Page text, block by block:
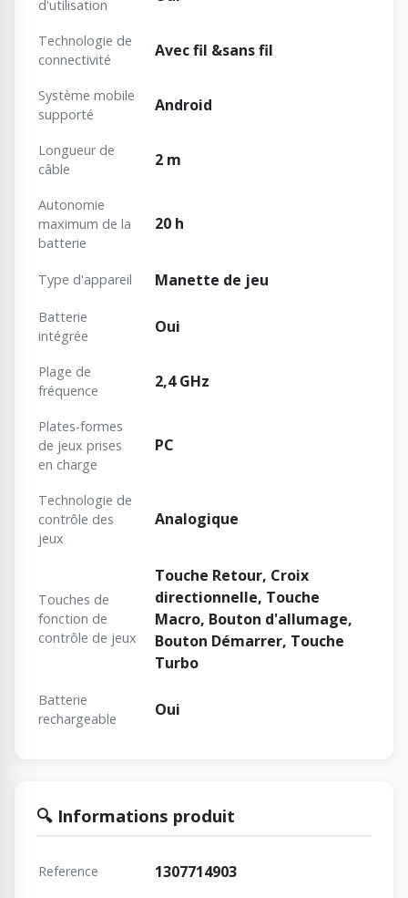
d'utilisation
Technologie de
connectivité
Avec fil &sans fil
Système mobile
supporté
Android
Longueur de
câble
2 m
Autonomie
maximum de la
batterie
20 h
Type d'appareil Manette de jeu
Batterie
intégrée
Oui
Plage de
fréquence
2,4 GHz
Plates-formes
de jeux prises
en charge
PC
Technologie de
contrôle des
jeux
Analogique
Touches de
fonction de
contrôle de jeux
Touche Retour, Croix
directionnelle, Touche
Macro, Bouton d'allumage,
Bouton Démarrer, Touche
Turbo
Batterie
rechargeable
Oui
🔍 Informations produit
Reference 1307714903